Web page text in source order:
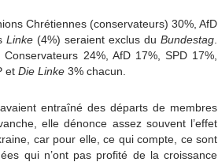
Chrétiennes (conservateurs) 30%, AfD
Linke (4%) seraient exclus duBundestag
24%, AfD 17%, SPD 17%,
etDie Linke 3% chacun.
entraîné des départs de membres
elle dénonce assez souvent l’effet
car pour elle, ce qui compte, ce sont
qui n’ont pas profité de la croissance